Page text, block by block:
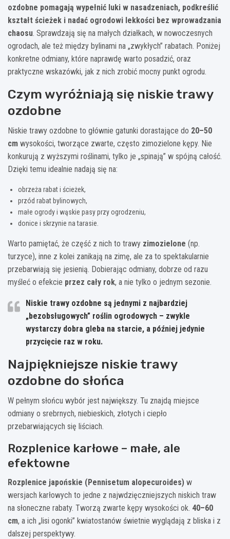
ozdobne pomagają wypełnić luki w nasadzeniach, podkreślić
kształt ścieżek i nadać ogrodowi lekkości bez wprowadzania
chaosu. Sprawdzają się na małych działkach, w nowoczesnych
ogrodach, ale też między bylinami na „zwykłych” rabatach. Poniżej
konkretne odmiany, które naprawdę warto posadzić, oraz
praktyczne wskazówki, jak z nich zrobić mocny punkt ogrodu.
Czym wyróżniają się niskie trawy
ozdobne
Niskie trawy ozdobne to głównie gatunki dorastające do 20–50
cm wysokości, tworzące zwarte, często zimozielone kępy. Nie
konkurują z wyższymi roślinami, tylko je „spinają” w spójną całość.
Dzięki temu idealnie nadają się na:
obrzeża rabat i ścieżek,
przód rabat bylinowych,
małe ogrody i wąskie pasy przy ogrodzeniu,
donice i skrzynie na tarasie.
Warto pamiętać, że część z nich to trawy zimozielone (np.
turzyce), inne z kolei zanikają na zimę, ale za to spektakularnie
przebarwiają się jesienią. Dobierając odmiany, dobrze od razu
myśleć o efekcie przez cały rok, a nie tylko o jednym sezonie.
Niskie trawy ozdobne są jednymi z najbardziej
„bezobsługowych” roślin ogrodowych – zwykle
wystarczy dobra gleba na starcie, a później jedynie
przycięcie raz w roku.
Najpiękniejsze niskie trawy
ozdobne do słońca
W pełnym słońcu wybór jest największy. Tu znajdą miejsce
odmiany o srebrnych, niebieskich, złotych i ciepło
przebarwiających się liściach.
Rozplenice karłowe – małe, ale
efektowne
Rozplenice japońskie (Pennisetum alopecuroides) w
wersjach karłowych to jedne z najwdzięczniejszych niskich traw
na słoneczne rabaty. Tworzą zwarte kępy wysokości ok. 40–60
cm, a ich „lisi ogonki” kwiatostanów świetnie wyglądają z bliska i z
dalszej perspektywy.